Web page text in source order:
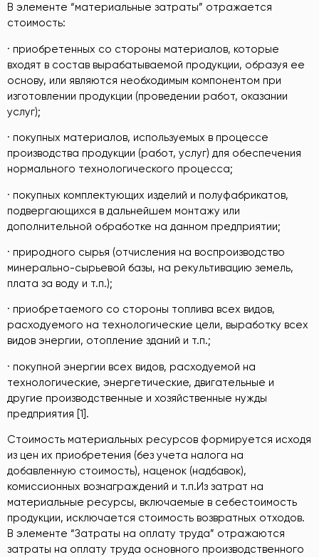
В элементе “материальные затраты” отражается
стоимость:
· приобретенных со стороны материалов, которые
входят в состав вырабатываемой продукции, образуя ее
основу, или являются необходимым компонентом при
изготовлении продукции (проведении работ, оказании
услуг);
· покупных материалов, используемых в процессе
производства продукции (работ, услуг) для обеспечения
нормального технологического процесса;
· покупных комплектующих изделий и полуфабрикатов,
подвергающихся в дальнейшем монтажу или
дополнительной обработке на данном предприятии;
· природного сырья (отчисления на воспроизводство
минерально-сырьевой базы, на рекультивацию земель,
плата за воду и т.п.);
· приобретаемого со стороны топлива всех видов,
расходуемого на технологические цели, выработку всех
видов энергии, отопление зданий и т.п.;
· покупной энергии всех видов, расходуемой на
технологические, энергетические, двигательные и
другие производственные и хозяйственные нужды
предприятия [1].
Стоимость материальных ресурсов формируется исходя
из цен их приобретения (без учета налога на
добавленную стоимость), наценок (надбавок),
комиссионных вознаграждений и т.п.Из затрат на
материальные ресурсы, включаемые в себестоимость
продукции, исключается стоимость возвратных отходов.
В элементе “Затраты на оплату труда” отражаются
затраты на оплату труда основного производственного